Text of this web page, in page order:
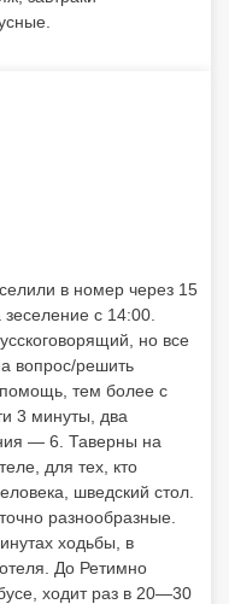
в номер через 15
с 14:00.
но все
вопрос/решить
тем более с
3 минуты, два
— 6. Таверны на
для тех, кто
шведский стол.
разнообразные.
ходьбы, в
До Ретимно
ходит раз в 20—30